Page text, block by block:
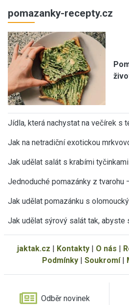
pomazanky-recepty.cz
Jídla, která nachystat na večírek s
Jak na netradiční exotickou
Jak udělat salát s krabími
Jednoduché pomazánky z tvarohu
Jak udělat pomazánku s
Jak udělat sýrový salát tak, abyste
jaktak.cz | Kontakty| O nás |
Podmínky| Soukromí|
Odběr novinek